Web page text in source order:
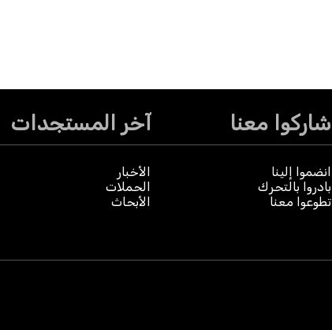
شاركوا معنا
انضموا إلينا
بادروا بالتحرك
تطوعوا معنا
آخر المستجدات
الأخبار
الحملات
الأبحاث